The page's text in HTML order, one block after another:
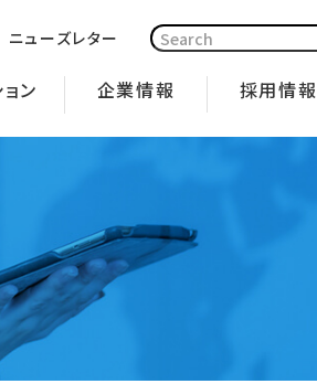
ニューズレター
ン 企業情報 採用情報